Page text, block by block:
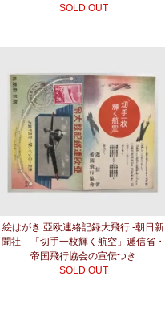
SOLD OUT
絵はがき 亞欧連絡記録大飛行 -朝日新
聞社 「切手一枚輝く航空」逓信省・
帝国飛行協会の宣伝つき
SOLD OUT